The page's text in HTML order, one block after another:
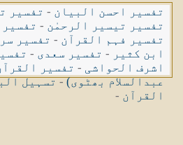
تفسیر احسن البیان - تفسیر
تفسیر تیسیر الرحمٰن -
تفسیر فہم القرآن - تفسیر
ابن کثیر - تفسیر سعدی -
اشرف الحواشی - تفسیر
عبدالسلام بھٹوی)-تسہیل
القرآن -